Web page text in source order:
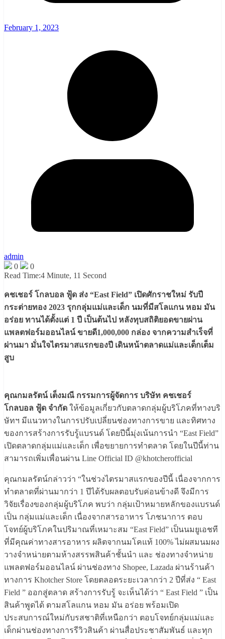
February 1, 2023
admin
0
0
Read Time:4 Minute, 11 Second
คชเชอร์ โกลบอล ฟู้ด ส่ง “East Field” เปิดศักราชใหม่ รับปี
กระต่ายทอง 2023 รุกกลุ่มแม่และเด็ก นมที่มีสโลแกน หอม มัน
อร่อย ทานได้ตั้งแต่ 1 ปี เป็นต้นไป หลังทุบสถิติยอดขายผ่าน
แพลตฟอร์มออนไลน์ ขายดี1,000,000 กล่อง จากความสำเร็จที่
ผ่านมา มั่นใจไตรมาสแรกของปี เดินหน้าตลาดแม่และเด็กเต็ม
สูบ
คุณกมลรัตน์ เต็งมณี กรรมการผู้จัดการ บริษัท คชเชอร์
โกลบอล ฟู้ด จำกัด ให้ข้อมูลเกี่ยวกับตลาดกลุ่มผู้บริโภคที่ทางบริ
ษัทฯ มีแนวทางในการปรับเปลี่ยนช่องทางการขาย และทิศทาง
ของการสร้างการรับรู้แบรนด์ โดยปีนี้มุ่งเน้นการนำ “East Field”
เปิดตลาดกลุ่มแม่และเด็ก เพื่อขยายการทำตลาด โดยในปีนี้ท่าน
สามารถเพิ่มเพื่อนผ่าน Line Official ID @khotcherofficial
คุณกมลรัตน์กล่าวว่า “ในช่วงไตรมาสแรกของปีนี้ เนื่องจากการ
ทำตลาดที่ผ่านมากว่า 1 ปีได้รับผลตอบรับค่อนข้างดี จึงมีการ
วิจัยเรื่องของกลุ่มผู้บริโภค พบว่า กลุ่มเป้าหมายหลักของแบรนด์
เป็น กลุ่มแม่และเด็ก เนื่องจากสารอาหาร โภชนาการ ตอบ
โจทย์ผู้บริโภคในปริมาณที่เหมาะสม “East Field” เป็นนมยูเอชที
ที่มีคุณค่าทางสารอาหาร ผลิตจากนมโคแท้ 100% ไม่ผสมนมผง
วางจำหน่ายตามห้างสรรพสินค้าชั้นนำ และ ช่องทางจำหน่าย
แพลตฟอร์มออนไลน์ ผ่านช่องทาง Shopee, Lazada ผ่านร้านค้า
ทางการ Khotcher Store โดยตลอดระยะเวลากว่า 2 ปีที่ส่ง “ East
Field ” ออกสู่ตลาด สร้างการรับรู้ จะเห็นได้ว่า “ East Field ” เป็น
สินค้าพูดได้ ตามสโลแกน หอม มัน อร่อย พร้อมเปิด
ประสบการณ์ใหม่กับรสชาติที่เหนือกว่า ตอบโจทย์กลุ่มแม่และ
เด็กผ่านช่องทางการรีวิวสินค้า ผ่านสื่อประชาสัมพันธ์ และทุก